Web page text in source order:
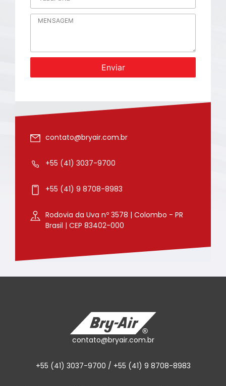
Enviar
contato@bryair.com.br
+55 (41) 3037-9700
+55 (41) 9 8708-8983
Rodovia da Uva nº 3578 | Colombo - PR
Brasil | CEP 83402-000
contato@bryair.com.br
+55 (41) 3037-9700 / +55 (41) 9 8708-8983